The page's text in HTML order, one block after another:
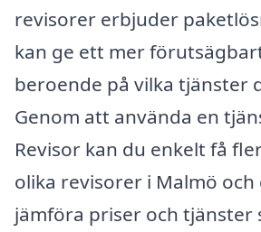
revisorer erbjuder
kan ge ett mer
beroende på vilka tjänster
Genom att använda en
Revisor kan du enkelt få
olika revisorer i Malmö och
jämföra priser och tjänster